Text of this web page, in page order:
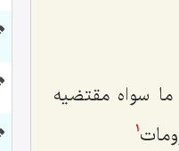
سواه مقتضیه
1